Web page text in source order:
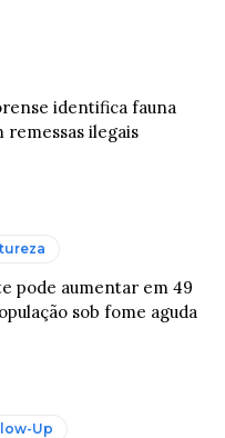
identifica fauna
remessas ilegais
pode aumentar em 49
sob fome aguda
Up